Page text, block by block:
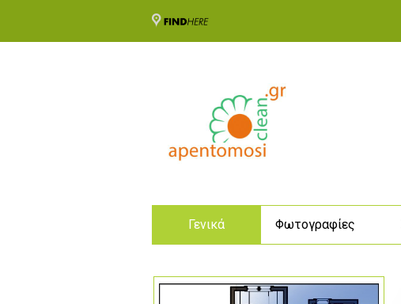
Γενικά Φωτογραφίες